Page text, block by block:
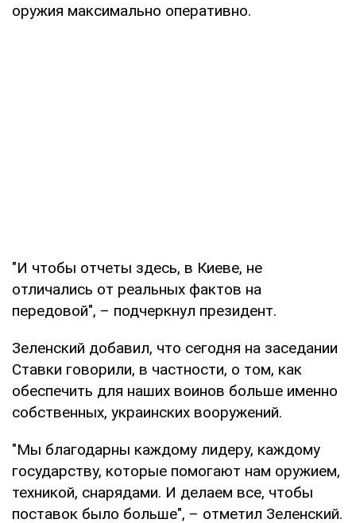
оружия максимально оперативно.
"И чтобы отчеты здесь, в Киеве, не
отличались от реальных фактов на
передовой", – подчеркнул президент.
Зеленский добавил, что сегодня на заседании
Ставки говорили, в частности, о том, как
обеспечить для наших воинов больше именно
собственных, украинских вооружений.
"Мы благодарны каждому лидеру, каждому
государству, которые помогают нам оружием,
техникой, снарядами. И делаем все, чтобы
поставок было больше", – отметил Зеленский.